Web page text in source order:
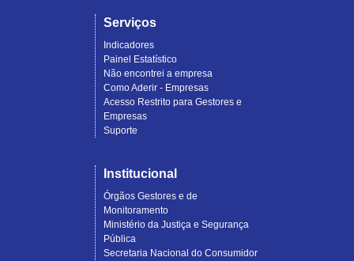
Serviços
Indicadores
Painel Estatístico
Não encontrei a empresa
Como Aderir - Empresas
Acesso Restrito para Gestores e
Empresas
Suporte
Institucional
Órgãos Gestores e de
Monitoramento
Ministério da Justiça e Segurança
Pública
Secretaria Nacional do Consumidor